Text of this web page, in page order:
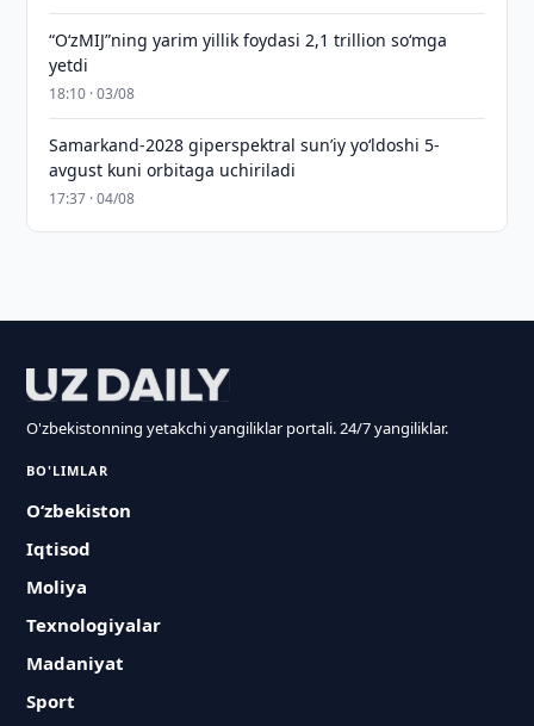
“O‘zMIJ”ning yarim yillik foydasi 2,1 trillion so‘mga
yetdi
18:10 · 03/08
Samarkand-2028 giperspektral sun’iy yo‘ldoshi 5-
avgust kuni orbitaga uchiriladi
17:37 · 04/08
O'zbekistonning yetakchi yangiliklar portali. 24/7 yangiliklar.
BO'LIMLAR
O‘zbekiston
Iqtisod
Moliya
Texnologiyalar
Madaniyat
Sport